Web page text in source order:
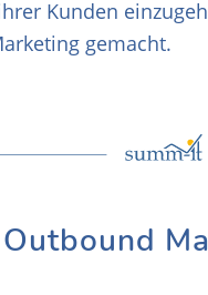
Kunden
gemacht.